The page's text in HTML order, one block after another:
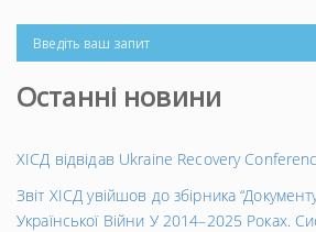
Останні новини
ХІСД відвідав Ukraine Recovery
Звіт ХІСД увійшов до збірника
Української Війни У 2014–2025 Роках.